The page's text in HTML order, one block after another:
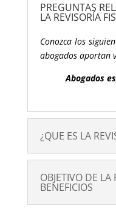
PREGUNTAS
LA REVISORÍA
Conozca los
abogados aportan
Abogados
¿QUE ES LA
OBJETIVO DE LA
BENEFICIOS